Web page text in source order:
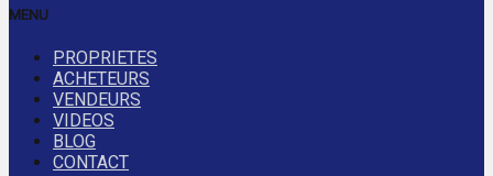
MENU
PROPRIETES
ACHETEURS
VENDEURS
VIDEOS
BLOG
CONTACT